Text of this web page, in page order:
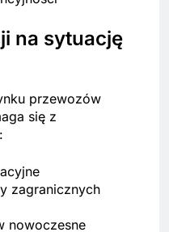
na sytuację
przewozów
się z
zagranicznych
nowoczesne